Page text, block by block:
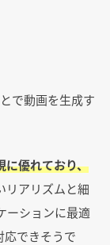
で動画を生成す
に優れており、
リアリズムと細
ーションに最適
応できそうで